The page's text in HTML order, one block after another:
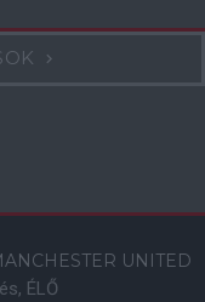
UNITED
ÉLŐ